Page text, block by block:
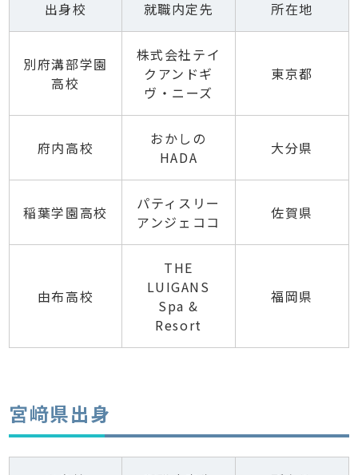
出身校 就職内定先 所在地
別府溝部学園
高校
株式会社テイ
クアンドギ
ヴ・ニーズ
東京都
府内高校
おかしの
HADA
大分県
稲葉学園高校
パティスリー
アンジェココ
佐賀県
由布高校
THE
LUIGANS
Spa &
Resort
福岡県
宮﨑県出身